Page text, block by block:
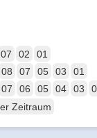
07 02 01
08 07 05 03 01
07 06 05 04 03
Zeitraum